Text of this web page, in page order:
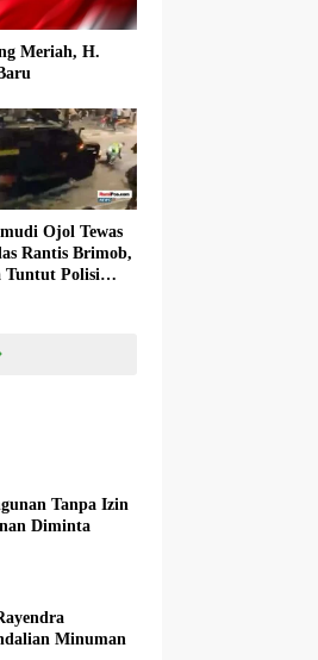
Meriah, H.
Ojol Tewas
Rantis Brimob,
Tuntut Polisi
Tanpa Izin
Diminta
Minuman